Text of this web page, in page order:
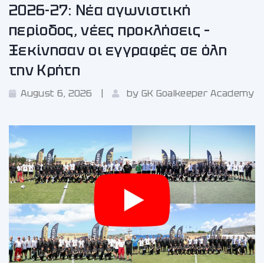
2026-27: Νέα αγωνιστική
περίοδος, νέες προκλήσεις –
Ξεκίνησαν οι εγγραφές σε όλη
την Κρήτη
August 6, 2026 by GK Goalkeeper Academy